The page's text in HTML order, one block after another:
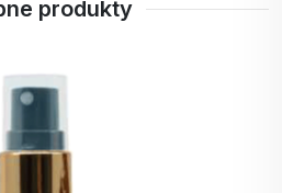
z pozytywnych
produkty